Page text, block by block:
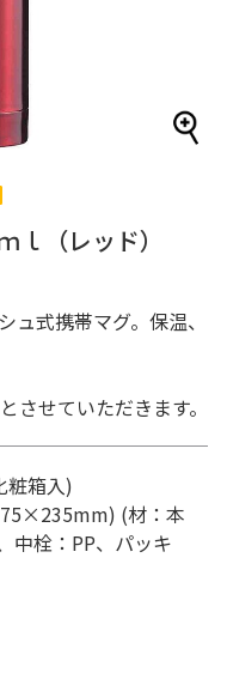
ｌ（レッド）
式携帯マグ。保温、
せていただきます。
粧箱入)
(材：本
中栓：PP、パッキ